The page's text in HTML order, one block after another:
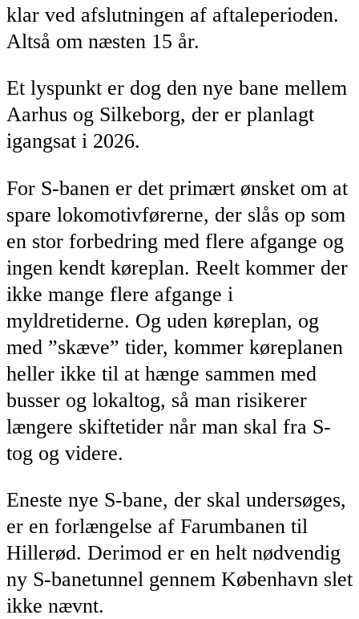
klar ved afslutningen af aftaleperioden.
Altså om næsten 15 år.
Et lyspunkt er dog den nye bane mellem
Aarhus og Silkeborg, der er planlagt
igangsat i 2026.
For S-banen er det primært ønsket om at
spare lokomotivførerne, der slås op som
en stor forbedring med flere afgange og
ingen kendt køreplan. Reelt kommer der
ikke mange flere afgange i
myldretiderne. Og uden køreplan, og
med ”skæve” tider, kommer køreplanen
heller ikke til at hænge sammen med
busser og lokaltog, så man risikerer
længere skiftetider når man skal fra S-
tog og videre.
Eneste nye S-bane, der skal undersøges,
er en forlængelse af Farumbanen til
Hillerød. Derimod er en helt nødvendig
ny S-banetunnel gennem København slet
ikke nævnt.